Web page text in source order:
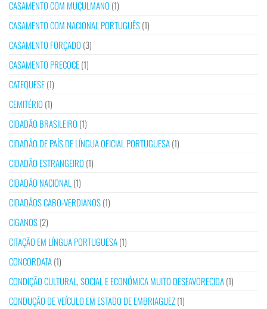
CASAMENTO COM MUÇULMANO (1)
CASAMENTO COM NACIONAL PORTUGUÊS(1)
CASAMENTO FORÇADO (3)
CASAMENTO PRECOCE(1)
CATEQUESE(1)
CEMITÉRIO (1)
CIDADÃO BRASILEIRO (1)
CIDADÃO DE PAÍS DE LÍNGUA OFICIAL PORTUGUESA(1)
CIDADÃO ESTRANGEIRO (1)
CIDADÃO NACIONAL (1)
CIDADÃOS CABO-VERDIANOS(1)
CIGANOS(2)
CITAÇÃO EM LÍNGUA PORTUGUESA(1)
CONCORDATA(1)
CONDIÇÃO CULTURAL, SOCIAL E ECONÓMICA MUITO DESFAVORECIDA(1)
CONDUÇÃO DE VEÍCULO EM ESTADO DE EMBRIAGUEZ(1)